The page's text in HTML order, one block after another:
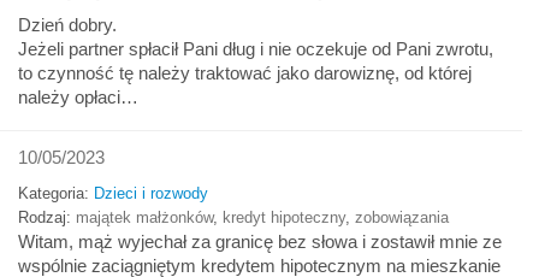
Dzień dobry.
Jeżeli partner spłacił Pani dług i nie oczekuje od Pani zwrotu,
to czynność tę należy traktować jako darowiznę, od której
należy opłaci…
10/05/2023
Kategoria: Dzieci i rozwody
Rodzaj: majątek małżonków, kredyt hipoteczny, zobowiązania
Witam, mąż wyjechał za granicę bez słowa i zostawił mnie ze
wspólnie zaciągniętym kredytem hipotecznym na mieszkanie